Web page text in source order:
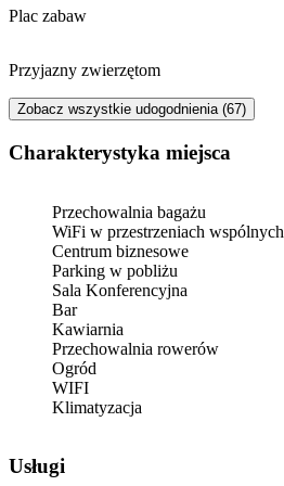
Plac zabaw
Przyjazny zwierzętom
Zobacz wszystkie udogodnienia (67)
Charakterystyka miejsca
Przechowalnia bagażu
WiFi w przestrzeniach wspólnych
Centrum biznesowe
Parking w pobliżu
Sala Konferencyjna
Bar
Kawiarnia
Przechowalnia rowerów
Ogród
WIFI
Klimatyzacja
Usługi